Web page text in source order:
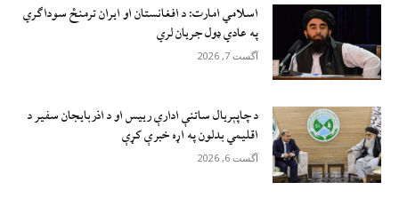
اسلامي امارت: د افغانستان او ایران ترمنځ سوداګري
په عادي ډول جریان لري
آگست 7, 2026
د چاپېریال ساتنې ادارې رییس او د اذربایجان سفیر د
اقلیمي بدلون په اړه خبرې کړې
آگست 6, 2026